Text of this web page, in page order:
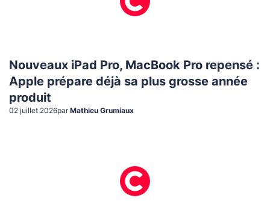
Nouveaux iPad Pro, MacBook Pro repensé :
Apple prépare déjà sa plus grosse année
produit
02 juillet 2026par Mathieu Grumiaux